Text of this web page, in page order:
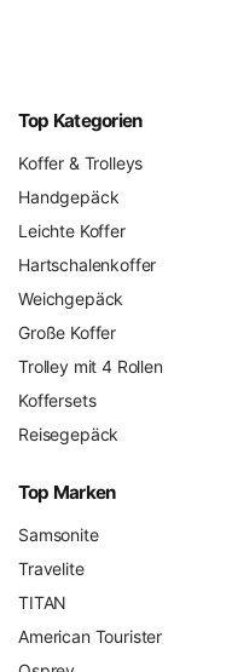
Top Kategorien
Koffer & Trolleys
Handgepäck
Leichte Koffer
Hartschalenkoffer
Weichgepäck
Große Koffer
Trolley mit 4 Rollen
Koffersets
Reisegepäck
Top Marken
Samsonite
Travelite
TITAN
American Tourister